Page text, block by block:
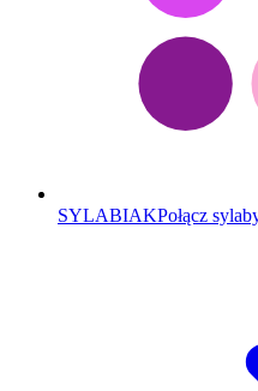
SYLABIAKPołącz